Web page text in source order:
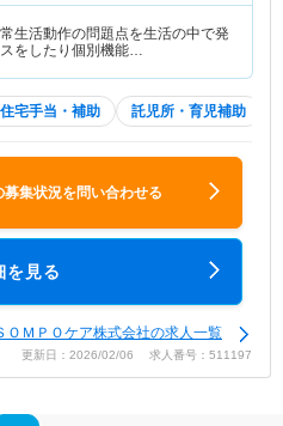
生活動作の問題点を生活の中で発
をしたり個別機能…
住宅手当・補助 託児所・育児補助
募集状況を問い合わせる
を見る
ＯＭＰＯケア株式会社の求人一覧
更新日：2026/02/06 求人番号：511197